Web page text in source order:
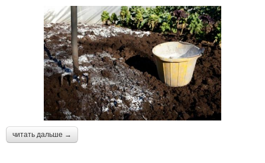
читать дальше →